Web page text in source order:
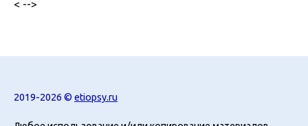
< -->
2019-2026 © etiopsy.ru